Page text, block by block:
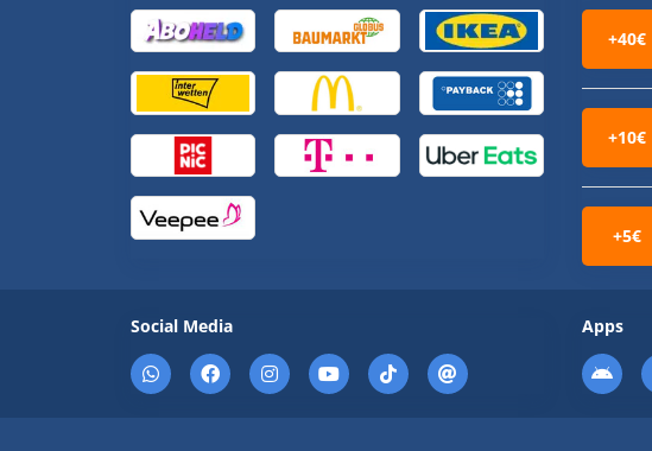
+40€
+10€
+5€
Social Media Apps